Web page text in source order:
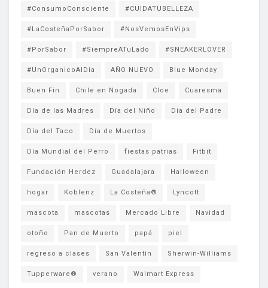
#ConsumoConsciente #CUIDATUBELLEZA
#LaCosteñaPorSabor #NosVemosEnVips
#PorSabor #SiempreATuLado #SNEAKERLOVER
#UnOrganicoAlDia AÑO NUEVO Blue Monday
Buen Fin Chile en Nogada Cloe Cuaresma
Día de las Madres Día del Niño Día del Padre
Día del Taco Día de Muertos
Día Mundial del Perro fiestas patrias Fitbit
Fundación Herdez Guadalajara Halloween
hogar Koblenz La Costeña® Lyncott
mascota mascotas Mercado Libre Navidad
otoño Pan de Muerto papá piel
regreso a clases San Valentín Sherwin-Williams
Tupperware® verano Walmart Express